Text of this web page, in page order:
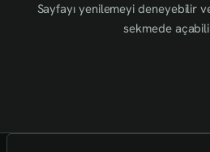
Sayfayı yenilemeyi deneyebilir
sekmede